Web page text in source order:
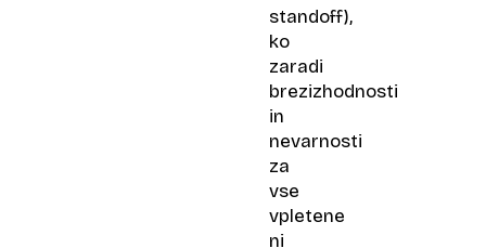
standoff),
ko
zaradi
brezizhodnosti
in
nevarnosti
za
vse
vpletene
ni